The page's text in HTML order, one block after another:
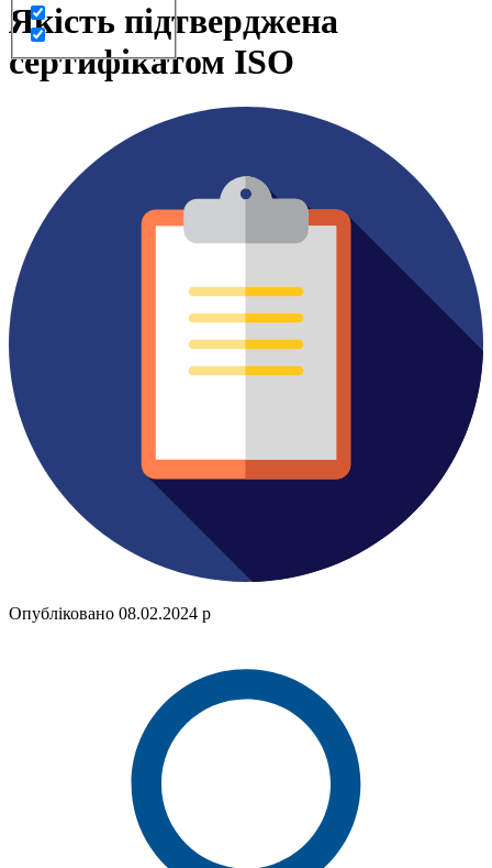
Якість підтверджена
сертифікатом ISO
Опубліковано 08.02.2024 р